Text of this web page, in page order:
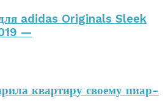
adidas Originals Sleek
—
квартиру своему пиар-